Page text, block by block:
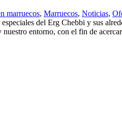
marruecos, Marruecos, Noticias,
del Erg Chebbi y sus
entorno, con el fin de